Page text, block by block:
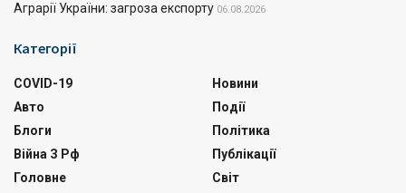
Аграрії України: загроза експорту 06.08.2026
Категорії
COVID-19
Авто
Блоги
Війна З Рф
Головне
Новини
Події
Політика
Публікації
Світ